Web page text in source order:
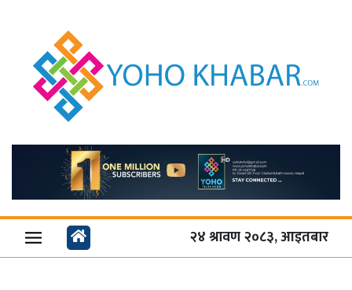
२४ श्रावण २०८३, आइतबार